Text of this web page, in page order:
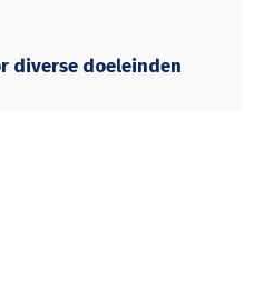
diverse doeleinden